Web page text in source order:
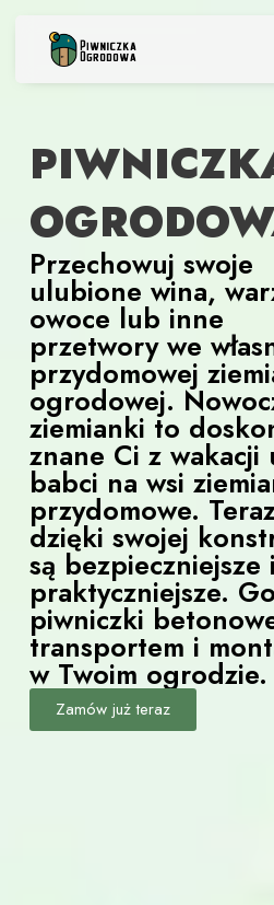
content
Przechowuj swoje
ulubione wina,
owoce lub inne
przetwory we
przydomowej
ogrodowej.
ziemianki to
znane Ci z wakacji
babci na wsi
przydomowe.
dzięki swojej
są bezpieczniejsze i
praktyczniejsze.
piwniczki
transportem i
w Twoim ogrodzie.
Zamów już teraz